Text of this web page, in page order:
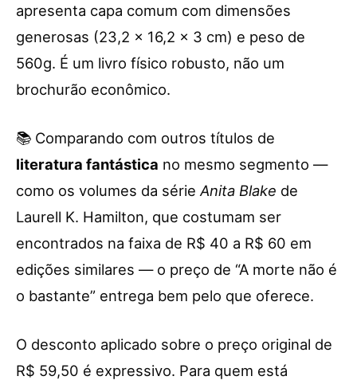
apresenta capa comum com dimensões
generosas (23,2 x 16,2 x 3 cm) e peso de
560g. É um livro físico robusto, não um
brochurão econômico.
📚 Comparando com outros títulos de
literatura fantástica no mesmo segmento —
como os volumes da série Anita Blake de
Laurell K. Hamilton, que costumam ser
encontrados na faixa de R$ 40 a R$ 60 em
edições similares — o preço de “A morte não é
o bastante” entrega bem pelo que oferece.
O desconto aplicado sobre o preço original de
R$ 59,50 é expressivo. Para quem está